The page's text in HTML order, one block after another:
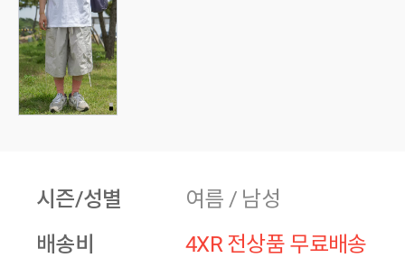
시즌/성별
여름 / 남성
배송비
4XR 전상품 무료배송